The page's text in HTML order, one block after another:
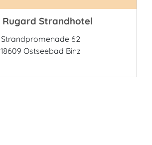
Rugard Strandhotel
Strandpromenade 62
18609 Ostseebad Binz